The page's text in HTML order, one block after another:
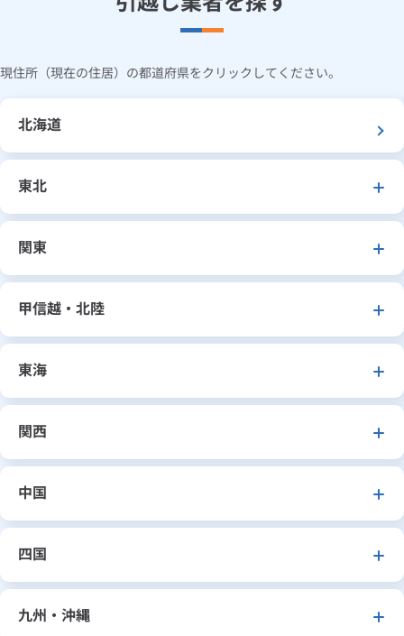
現住所（現在の住居）の都道府県をクリックしてください。
北海道
東北
関東
甲信越・北陸
東海
関西
中国
四国
九州・沖縄